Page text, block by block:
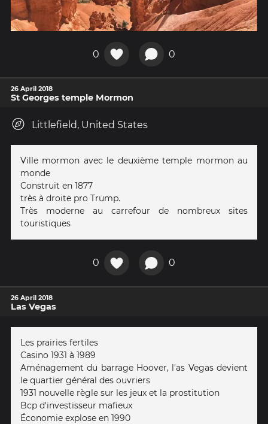
0 0
26 April 2018
St Georges temple Mormon
Littlefield, United States
Ville mormon avec le deuxième temple mormon au
monde
Construit en 1877
très à droite pro Trump.
Très moderne au carrefour de nombreux sites
touristiques
0 0
26 April 2018
Las Vegas
Les prairies fertiles
Casino 1931 à 1989
Aménagement du barrage Hoover, l'as Vegas devient
le quartier général des ouvriers
1931 nouvelle règle sur les jeux et la prostitution
Bcp d'investisseur mafieux
Économie explose en 1990